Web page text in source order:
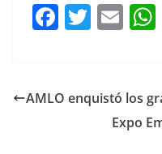
F
e
T
er
E
l
AMLO enquistó los
Expo